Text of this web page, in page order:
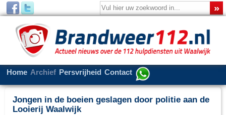
Home Archief Persvrijheid Contact
Jongen in de boeien geslagen door politie aan de
Looierij Waalwijk